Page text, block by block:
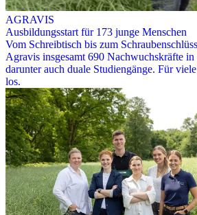
AGRAVIS
Ausbildungsstart für 173 junge Menschen
Vom Schreibtisch bis zum
Agravis insgesamt 690 Nachwuchskräfte
darunter auch duale Studiengänge. Für
los.